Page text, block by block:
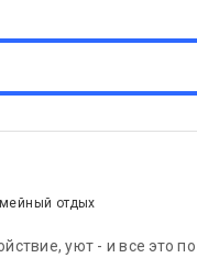
отдых
уют - и все это